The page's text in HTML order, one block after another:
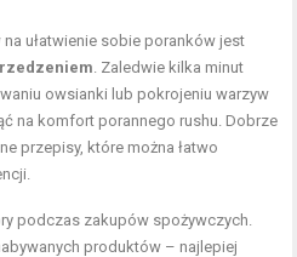
ułatwienie sobie poranków jest
. Zaledwie kilka minut
owsianki lub pokrojeniu warzyw
na komfort porannego rushu. Dobrze
przepisy, które można łatwo
podczas zakupów spożywczych.
produktów – najlepiej